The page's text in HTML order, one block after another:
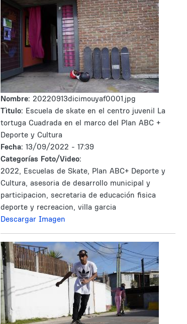
Nombre: 20220913dicimouyaf0001.jpg
Tìtulo: Escuela de skate en el centro juvenil La
tortuga Cuadrada en el marco del Plan ABC +
Deporte y Cultura
Fecha: 13/09/2022 - 17:39
Categorías Foto/Video:
2022, Escuelas de Skate, Plan ABC+ Deporte y
Cultura, asesoria de desarrollo municipal y
participacion, secretaria de educación fisica
deporte y recreacion, villa garcia
Descargar Imagen